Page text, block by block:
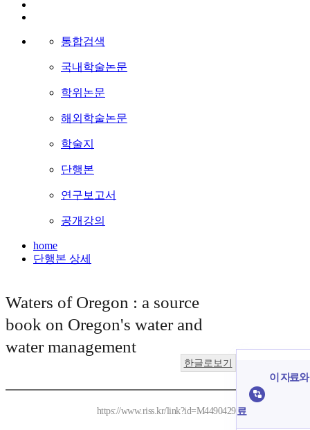
통합검색
국내학술논문
학위논문
해외학술논문
학술지
단행본
연구보고서
공개강의
home
단행본 상세
Waters of Oregon : a source
book on Oregon's water and
water management
한글로보기
https://www.riss.kr/link?id=M4490429
이 자료
료